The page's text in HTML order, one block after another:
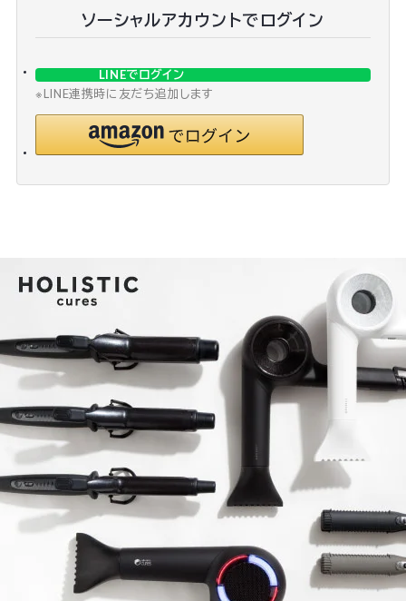
ソーシャルアカウントでログイン
LINEでログイン
※LINE連携時に友だち追加します